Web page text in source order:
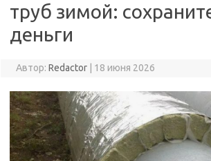
труб зимой:
деньги
Автор: Redactor 18 июня 2026